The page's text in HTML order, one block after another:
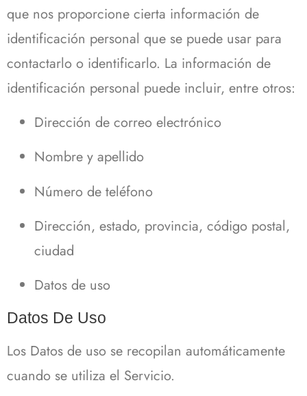
que nos proporcione cierta información de
identificación personal que se puede usar para
contactarlo o identificarlo. La información de
identificación personal puede incluir, entre otros:
Dirección de correo electrónico
Nombre y apellido
Número de teléfono
Dirección, estado, provincia, código postal,
ciudad
Datos de uso
Datos De Uso
Los Datos de uso se recopilan automáticamente
cuando se utiliza el Servicio.